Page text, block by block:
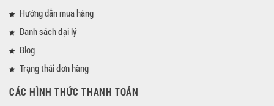
Hướng dẫn mua hàng
Danh sách đại lý
Blog
Trạng thái đơn hàng
CÁC HÌNH THỨC THANH TOÁN